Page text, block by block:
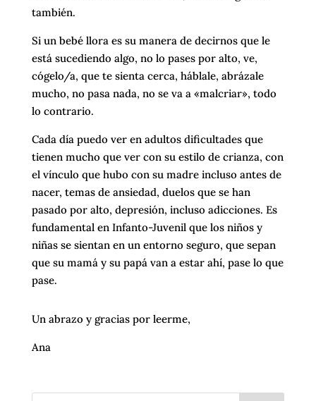
también.
Si un bebé llora es su manera de decirnos que le
está sucediendo algo, no lo pases por alto, ve,
cógelo/a, que te sienta cerca, háblale, abrázale
mucho, no pasa nada, no se va a «malcriar», todo
lo contrario.
Cada día puedo ver en adultos dificultades que
tienen mucho que ver con su estilo de crianza, con
el vínculo que hubo con su madre incluso antes de
nacer, temas de ansiedad, duelos que se han
pasado por alto, depresión, incluso adicciones. Es
fundamental en Infanto-Juvenil que los niños y
niñas se sientan en un entorno seguro, que sepan
que su mamá y su papá van a estar ahí, pase lo que
pase.
Un abrazo y gracias por leerme,
Ana